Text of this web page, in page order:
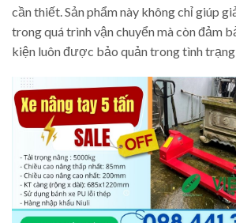
cần thiết. Sản phẩm này không chỉ giúp
trong quá trình vận chuyển mà còn đảm
kiện luôn được bảo quản trong tình